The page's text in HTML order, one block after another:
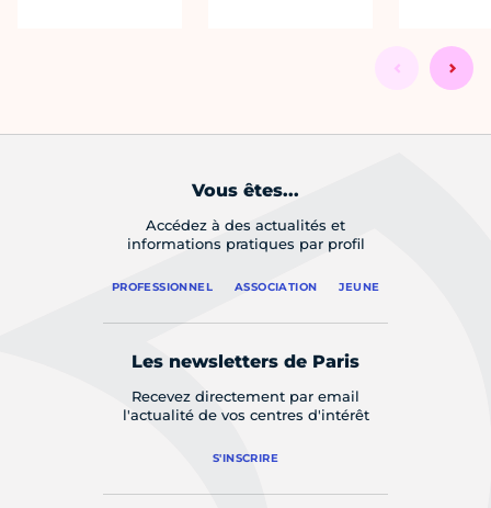
Vous êtes...
Accédez à des actualités et
informations pratiques par profil
PROFESSIONNEL ASSOCIATION JEUNE
Les newsletters de Paris
Recevez directement par email
l'actualité de vos centres d'intérêt
S'INSCRIRE